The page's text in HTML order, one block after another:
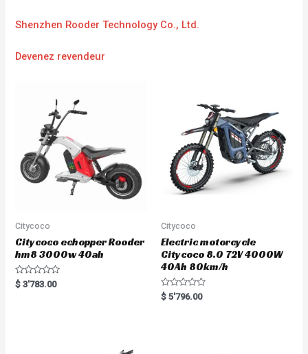
Shenzhen Rooder Technology Co., Ltd.
Devenez revendeur
Citycoco
Citycoco echopper Rooder
hm8 3000w 40ah
R
a
$ 3'783.00
Citycoco
Electric motorcycle
Citycoco 8.0 72V 4000W
40Ah 80km/h
R
a
$ 5'796.00